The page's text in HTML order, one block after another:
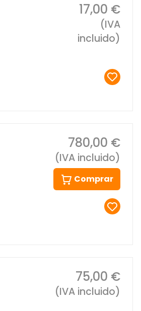
17,00 €
(IVA
incluido)
780,00 €
(IVA incluido)
Comprar
75,00 €
(IVA incluido)